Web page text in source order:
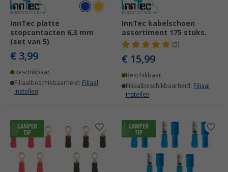
InnTec platte
stopcontacten 6,3 mm
(set van 5)
€ 3,99
Beschikbaar
Filiaalbeschikbaarheid: Filiaal
instellen
InnTec kabelschoen
assortiment 175 stuks.
(5)
€ 15,99
Beschikbaar
Filiaalbeschikbaarheid: Filiaal
instellen